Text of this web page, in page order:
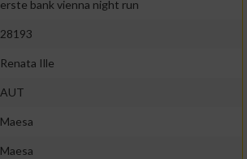
erste bank vienna night run
28193
Renata Ille
AUT
Maesa
Maesa